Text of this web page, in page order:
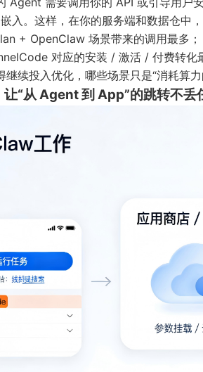
入。这样，在你的服务端和数据仓中
+ OpenClaw 场景带来的调用最多；
对应的安装 / 激活 / 付费转化
继续投入优化，哪些场景只是“消耗算
“从 Agent 到 App”的跳转不丢